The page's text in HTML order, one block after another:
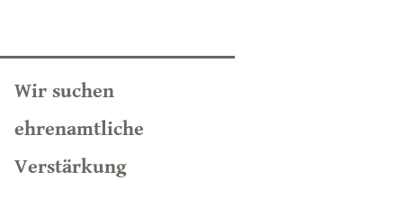
Wir suchen
ehrenamtliche
Verstärkung